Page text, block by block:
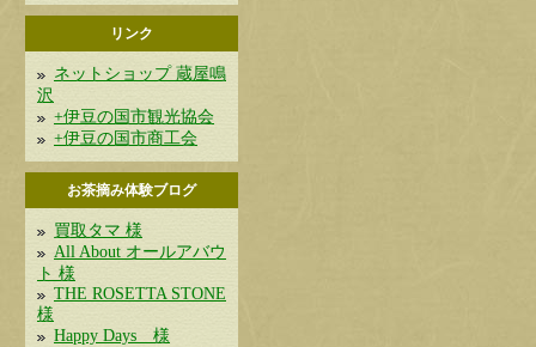
リンク
ネットショップ 蔵屋鳴
沢
+伊豆の国市観光協会
+伊豆の国市商工会
お茶摘み体験ブログ
買取タマ 様
All About オールアバウ
ト 様
THE ROSETTA STONE
様
Happy Days 様